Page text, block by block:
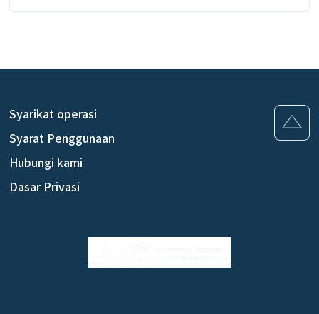
tempat.
Syarikat operasi
Syarat Penggunaan
Hubungi kami
Dasar Privasi